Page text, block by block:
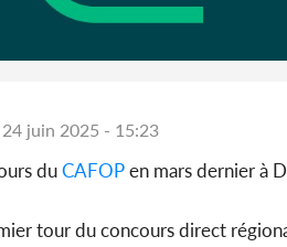
juin 2025 - 15:23
duCAFOPen mars dernier à
tour du concours direct